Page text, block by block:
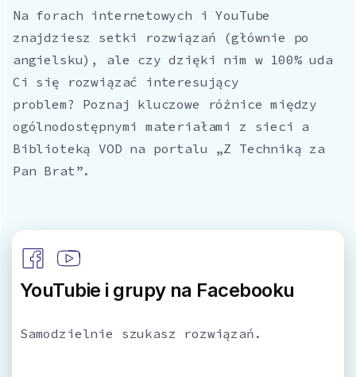
Na forach internetowych i YouTube
znajdziesz setki rozwiązań (głównie po
angielsku), ale czy dzięki nim w 100% uda
Ci się rozwiązać interesujący
problem? Poznaj kluczowe różnice między
ogólnodostępnymi materiałami z sieci a
Biblioteką VOD na portalu „Z Techniką za
Pan Brat”.
YouTubie i grupy na Facebooku
Samodzielnie szukasz rozwiązań.